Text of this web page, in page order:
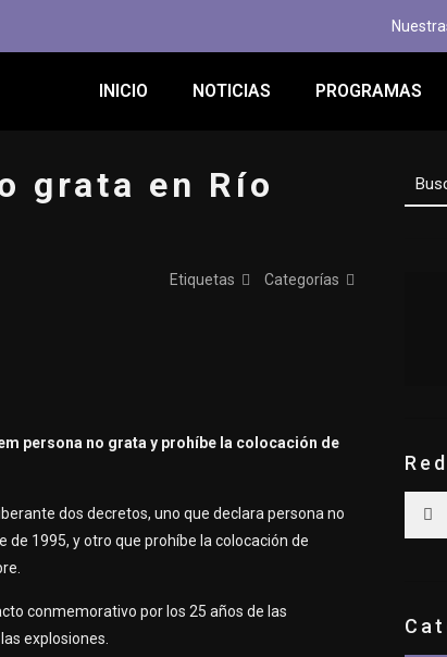
INICIO NOTICIAS PROGRAMAS
grata en Río
Categorías
Etiquetas
persona no grata y prohíbe la colocación de
dos decretos, uno que declara persona no
1995, y otro que prohíbe la colocación de
conmemorativo por los 25 años de las
explosiones.